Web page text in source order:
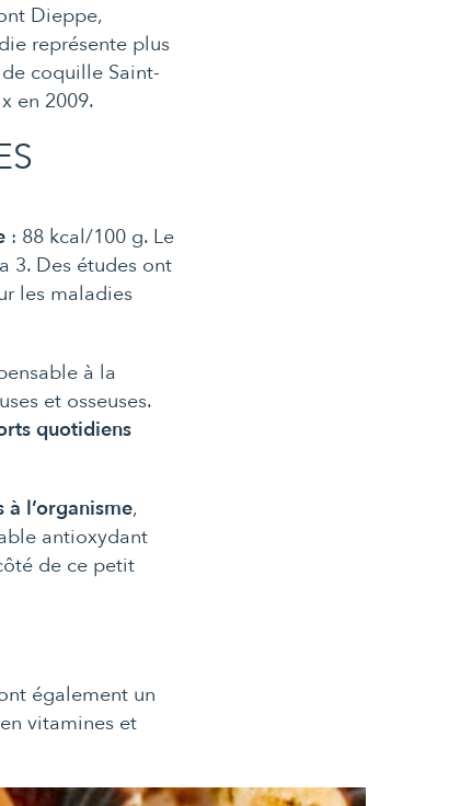
Dieppe,
représente plus
coquille Saint-
en 2009.
: 88 kcal/100 g. Le
3. Des études ont
les maladies
à la
et osseuses.
quotidiens
à l’organisme,
antioxydant
de ce petit
également un
vitamines et